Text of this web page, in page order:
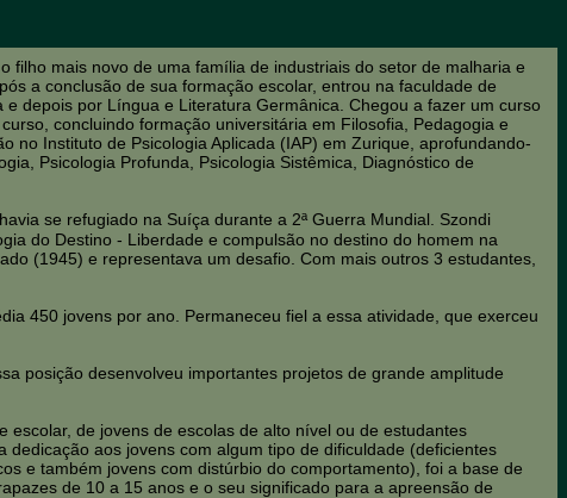
filho mais novo de uma família de industriais do setor de malharia e
a conclusão de sua formação escolar, entrou na faculdade de
depois por Língua e Literatura Germânica. Chegou a fazer um curso
concluindo formação universitária em Filosofia, Pedagogia e
no Instituto de Psicologia Aplicada (IAP) em Zurique, aprofundando-
Psicologia Profunda, Psicologia Sistêmica, Diagnóstico de
se refugiado na Suíça durante a 2ª Guerra Mundial. Szondi
do Destino - Liberdade e compulsão no destino do homem na
(1945) e representava um desafio. Com mais outros 3 estudantes,
450 jovens por ano. Permaneceu fiel a essa atividade, que exerceu
posição desenvolveu importantes projetos de grande amplitude
de jovens de escolas de alto nível ou de estudantes
aos jovens com algum tipo de dificuldade (deficientes
e também jovens com distúrbio do comportamento), foi a base de
de 10 a 15 anos e o seu significado para a apreensão de